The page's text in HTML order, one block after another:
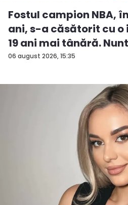
06 august 2026, 15:35
Fostul campion NBA,
ani, s-a căsătorit cu o
19 ani mai tânără.